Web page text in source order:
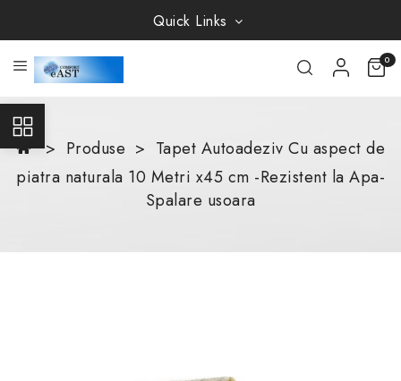
Quick Links
0
Produse
Tapet Autoadeziv Cu aspect de
piatra naturala 10 Metri x45 cm -Rezistent la Apa-
Spalare usoara